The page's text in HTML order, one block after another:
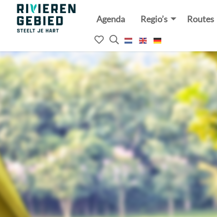
Rivierenland
website
Agenda Regio’s Routes
Mijn
favorieten
Open
het
zoekveld